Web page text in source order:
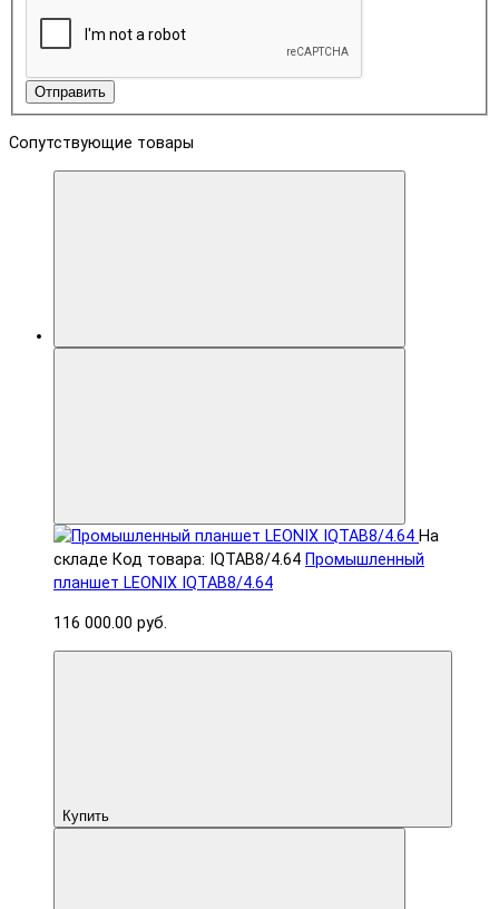
Отправить
Сопутствующие товары
На
складе Код товара: IQTAB8/4.64 Промышленный
планшет LEONIX IQTAB8/4.64
116 000.00 руб.
Купить